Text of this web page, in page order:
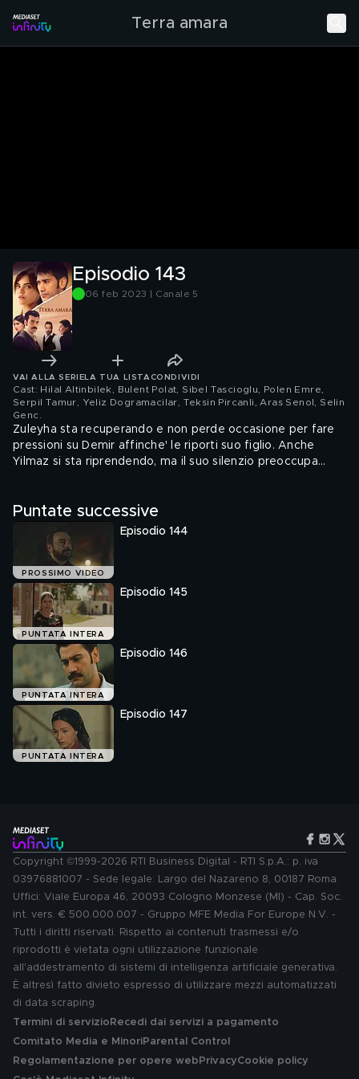
Terra amara
Episodio 143
06 feb 2023 | Canale 5
VAI ALLA SERIE LA TUA LISTA CONDIVIDI
Cast: Hilal Altinbilek, Bulent Polat, Sibel Tascioglu, Polen Emre,
Serpil Tamur, Yeliz Dogramacilar, Teksin Pircanli, Aras Senol, Selin
Genc
Zuleyha sta recuperando e non perde occasione per fare
pressioni su Demir affinche' le riporti suo figlio. Anche
Yilmaz si sta riprendendo, ma il suo silenzio preoccupa
le fa recapitare l'abito da sposa e la sorprende andandola
a trovare in ospedale. Per evitare ulteriori problemi e per
aiutare sua moglie a stare meglio, Demir riporta Adnan a
casa e chiede perdono a Zuleyha per tutte le cattiverie
che le ha fatto.
Puntate successive
PROSSIMO VIDEO
Episodio 144
PUNTATA INTERA
Episodio 145
PUNTATA INTERA
Episodio 146
PUNTATA INTERA
Episodio 147
Copyright ©1999-2026 RTI Business Digital - RTI S.p.A.: p. iva
03976881007 - Sede legale: Largo del Nazareno 8, 00187 Roma.
Uffici: Viale Europa 46, 20093 Cologno Monzese (MI) - Cap. Soc.
int. vers. € 500.000.007 - Gruppo MFE Media For Europe N.V. -
Tutti i diritti riservati. Rispetto ai contenuti trasmessi e/o
riprodotti è vietata ogni utilizzazione funzionale
all'addestramento di sistemi di intelligenza artificiale generativa.
È altresì fatto divieto espresso di utilizzare mezzi automatizzati
di data scraping.
Termini di servizio Recedi dai servizi a pagamento
Comitato Media e MinoriParental Control
Regolamentazione per opere web PrivacyCookie policy